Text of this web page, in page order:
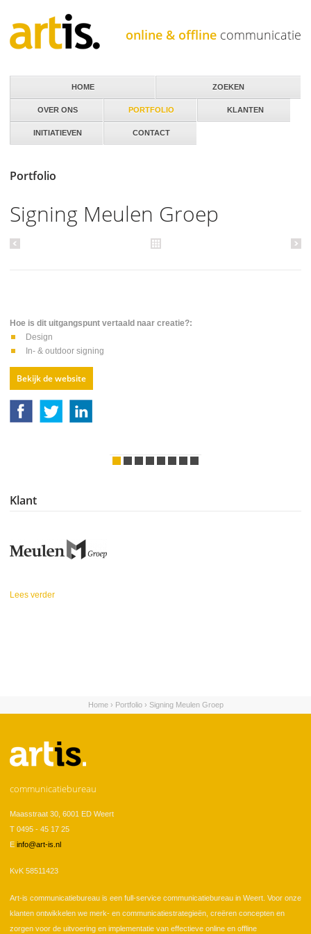
online & offline communicatie
Portfolio
Signing Meulen Groep
Hoe is dit uitgangspunt vertaald naar creatie?:
Design
In- & outdoor signing
Bekijk de website
Klant
Lees verder
HOME
OVER ONS PORTFOLIO KLANTEN
INITIATIEVEN CONTACT
ZOEKEN
U bent hier
Home› Portfolio› Signing Meulen Groep
communicatiebureau
Maasstraat 30, 6001 ED Weert
T 0495 - 45 17 25
E info@art-is.nl
KvK 58511423
Art-is communicatiebureau is een full-service communicatiebureau in Weert. Voor onze
klanten ontwikkelen we merk- en communicatiestrategieën, creëren concepten en
zorgen voor de uitvoering en implementatie van effectieve online en offline